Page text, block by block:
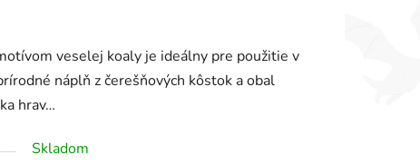
veselej koaly je ideálny pre použitie v
náplň z čerešňových kôstok a obal
hrav…
Skladom